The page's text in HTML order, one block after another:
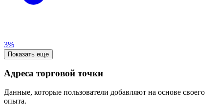
3%
Показать еще
Адреса торговой точки
Данные, которые пользователи добавляют на основе своего
опыта.